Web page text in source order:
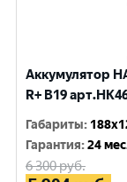
Аккумулятор
R+ B19
Габариты:
Гарантия:24
6 300руб.